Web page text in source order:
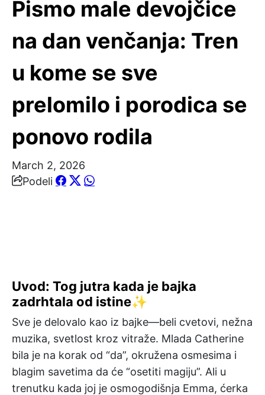
Pismo male devojčice
na dan venčanja: Tren
u kome se sve
prelomilo i porodica se
ponovo rodila
March 2, 2026
Podeli
Uvod: Tog jutra kada je bajka
zadrhtala od istine✨
Sve je delovalo kao iz bajke—beli cvetovi, nežna
muzika, svetlost kroz vitraže. Mlada Catherine
bila je na korak od “da”, okružena osmesima i
blagim savetima da će “osetiti magiju”. Ali u
trenutku kada joj je osmogodišnja Emma, ćerka